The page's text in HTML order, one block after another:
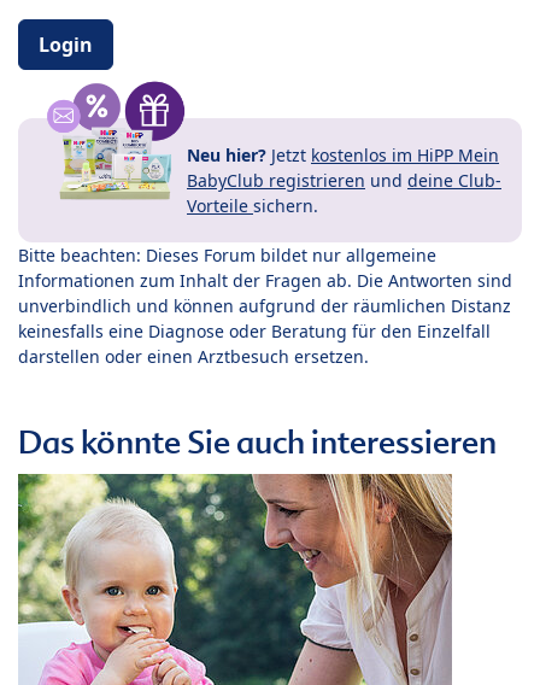
Login
Neu hier? Jetzt kostenlos im HiPP Mein
BabyClub registrieren und deine Club-
Vorteile sichern.
Bitte beachten: Dieses Forum bildet nur allgemeine
Informationen zum Inhalt der Fragen ab. Die Antworten sind
unverbindlich und können aufgrund der räumlichen Distanz
keinesfalls eine Diagnose oder Beratung für den Einzelfall
darstellen oder einen Arztbesuch ersetzen.
Das könnte Sie auch interessieren